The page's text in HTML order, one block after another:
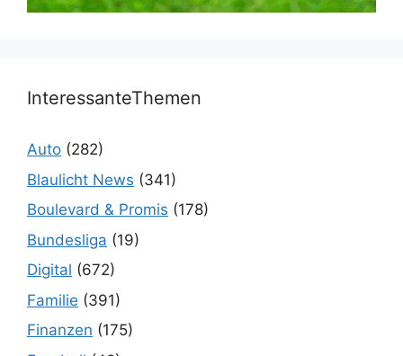
InteressanteThemen
Auto (282)
Blaulicht News (341)
Boulevard & Promis (178)
Bundesliga (19)
Digital (672)
Familie (391)
Finanzen (175)